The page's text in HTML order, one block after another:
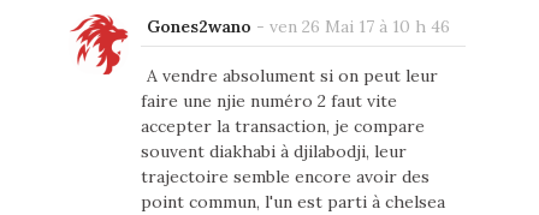
Gones2wano - ven 26 Mai 17 à 10 h 46
A vendre absolument si on peut leur
faire une njie numéro 2 faut vite
accepter la transaction, je compare
souvent diakhabi à djilabodji, leur
trajectoire semble encore avoir des
point commun, l'un est parti à chelsea